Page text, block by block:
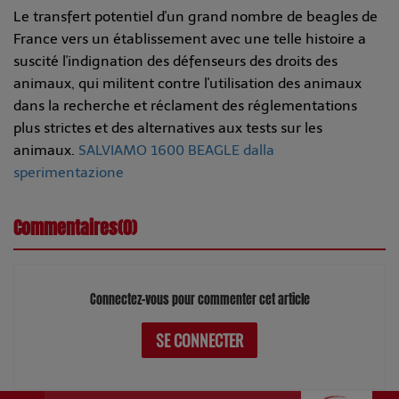
Le transfert potentiel d'un grand nombre de beagles de
France vers un établissement avec une telle histoire a
suscité l'indignation des défenseurs des droits des
animaux, qui militent contre l'utilisation des animaux
dans la recherche et réclament des réglementations
plus strictes et des alternatives aux tests sur les
animaux. SALVIAMO 1600 BEAGLE dalla
sperimentazione
Commentaires(0)
Connectez-vous pour commenter cet article
SE CONNECTER